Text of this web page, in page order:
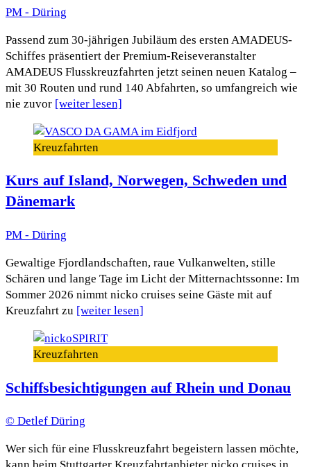
PM - Düring
Passend zum 30‑jährigen Jubiläum des ersten AMADEUS-
Schiffes präsentiert der Premium-Reiseveranstalter
AMADEUS Flusskreuzfahrten jetzt seinen neuen Katalog –
mit 30 Routen und rund 140 Abfahrten, so umfangreich wie
nie zuvor [weiter lesen]
Kreuzfahrten
Kurs auf Island, Norwegen, Schweden und
Dänemark
PM - Düring
Gewaltige Fjordlandschaften, raue Vulkanwelten, stille
Schären und lange Tage im Licht der Mitternachtssonne: Im
Sommer 2026 nimmt nicko cruises seine Gäste mit auf
Kreuzfahrt zu [weiter lesen]
Kreuzfahrten
Schiffsbesichtigungen auf Rhein und Donau
© Detlef Düring
Wer sich für eine Flusskreuzfahrt begeistern lassen möchte,